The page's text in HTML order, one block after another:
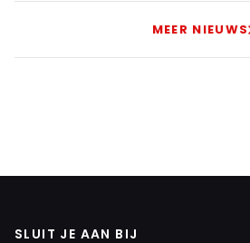
MEER NIEUWS
SLUIT JE AAN BIJ